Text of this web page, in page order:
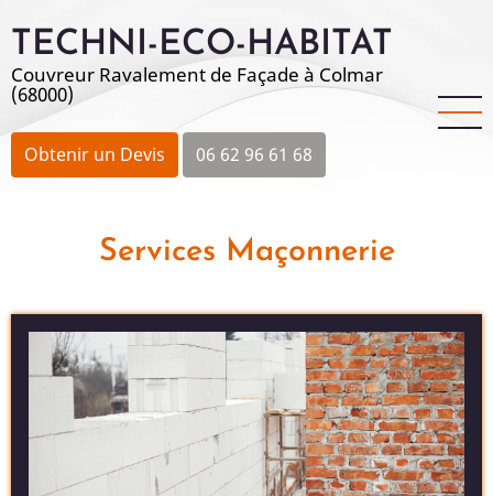
au
contenu
principal
TECHNI-ECO-HABITAT
Couvreur Ravalement de Façade à Colmar
(68000)
Obtenir un Devis 06 62 96 61 68
Services Maçonnerie